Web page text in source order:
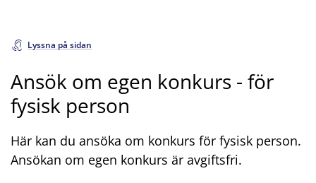
Lyssna på sidan
Ansök om egen konkurs - för
fysisk person
Här kan du ansöka om konkurs för fysisk person.
Ansökan om egen konkurs är avgiftsfri.